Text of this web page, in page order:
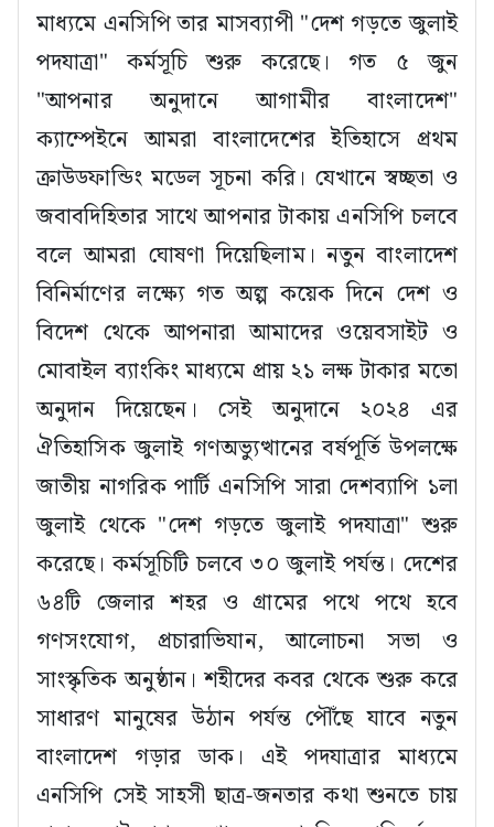
মাধ্যমে এনসিপি তার মাসব্যাপী "দেশ গড়তে জুলাই
পদযাত্রা" কর্মসূচি শুরু করেছে। গত ৫ জুন
"আপনার অনুদানে আগামীর বাংলাদেশ"
ক্যাম্পেইনে আমরা বাংলাদেশের ইতিহাসে প্রথম
ক্রাউডফান্ডিং মডেল সূচনা করি। যেখানে স্বচ্ছতা ও
জবাবদিহিতার সাথে আপনার টাকায় এনসিপি চলবে
বলে আমরা ঘোষণা দিয়েছিলাম। নতুন বাংলাদেশ
বিনির্মাণের লক্ষ্যে গত অল্প কয়েক দিনে দেশ ও
বিদেশ থেকে আপনারা আমাদের ওয়েবসাইট ও
মোবাইল ব্যাংকিং মাধ্যমে প্রায় ২১ লক্ষ টাকার মতো
অনুদান দিয়েছেন। সেই অনুদানে ২০২৪ এর
ঐতিহাসিক জুলাই গণঅভ্যুত্থানের বর্ষপূর্তি উপলক্ষে
জাতীয় নাগরিক পার্টি এনসিপি সারা দেশব্যাপি ১লা
জুলাই থেকে "দেশ গড়তে জুলাই পদযাত্রা" শুরু
করেছে। কর্মসূচিটি চলবে ৩০ জুলাই পর্যন্ত। দেশের
৬৪টি জেলার শহর ও গ্রামের পথে পথে হবে
গণসংযোগ, প্রচারাভিযান, আলোচনা সভা ও
সাংস্কৃতিক অনুষ্ঠান। শহীদের কবর থেকে শুরু করে
সাধারণ মানুষের উঠান পর্যন্ত পৌঁছে যাবে নতুন
বাংলাদেশ গড়ার ডাক। এই পদযাত্রার মাধ্যমে
এনসিপি সেই সাহসী ছাত্র-জনতার কথা শুনতে চায়